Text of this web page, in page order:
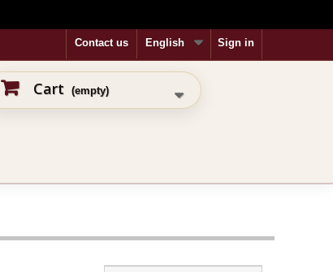
Sign in
English
Contact us
Cart (empty)